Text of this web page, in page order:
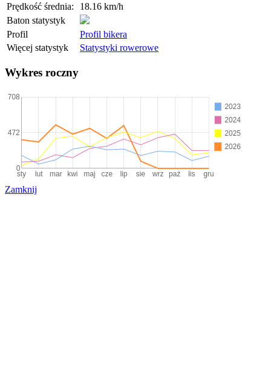
Prędkość średnia:
18.16 km/h
Baton statystyk
Profil
Profil bikera
Więcej statystyk
Statystyki rowerowe
Wykres roczny
Zamknij